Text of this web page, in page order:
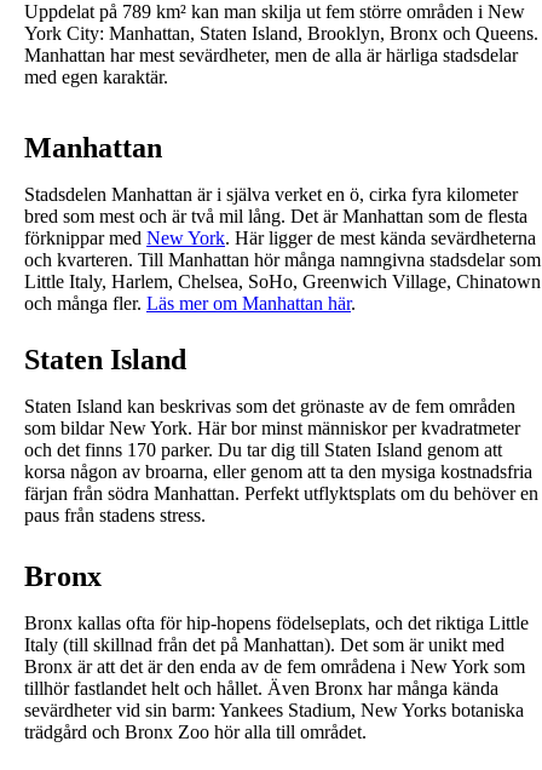
Uppdelat på 789 km² kan man skilja ut fem större områden i New
York City: Manhattan, Staten Island, Brooklyn, Bronx och Queens.
Manhattan har mest sevärdheter, men de alla är härliga stadsdelar
med egen karaktär.
Manhattan
Stadsdelen Manhattan är i själva verket en ö, cirka fyra kilometer
bred som mest och är två mil lång. Det är Manhattan som de flesta
förknippar med New York. Här ligger de mest kända sevärdheterna
och kvarteren. Till Manhattan hör många namngivna stadsdelar som
Little Italy, Harlem, Chelsea, SoHo, Greenwich Village, Chinatown
och många fler. Läs mer om Manhattan här.
Staten Island
Staten Island kan beskrivas som det grönaste av de fem områden
som bildar New York. Här bor minst människor per kvadratmeter
och det finns 170 parker. Du tar dig till Staten Island genom att
korsa någon av broarna, eller genom att ta den mysiga kostnadsfria
färjan från södra Manhattan. Perfekt utflyktsplats om du behöver en
paus från stadens stress.
Bronx
Bronx kallas ofta för hip-hopens födelseplats, och det riktiga Little
Italy (till skillnad från det på Manhattan). Det som är unikt med
Bronx är att det är den enda av de fem områdena i New York som
tillhör fastlandet helt och hållet. Även Bronx har många kända
sevärdheter vid sin barm: Yankees Stadium, New Yorks botaniska
trädgård och Bronx Zoo hör alla till området.